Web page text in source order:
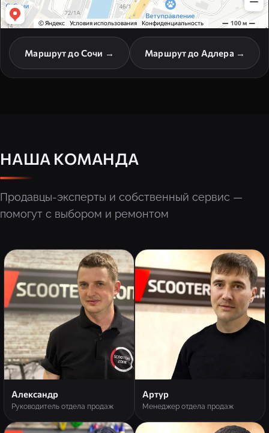
Маршрут до Сочи → Маршрут до Адлера →
НАША КОМАНДА
Продавцы-эксперты и собственный сервис —
помогут с выбором и ремонтом
Александр
Руководитель отдела продаж
Артур
Менеджер отдела продаж